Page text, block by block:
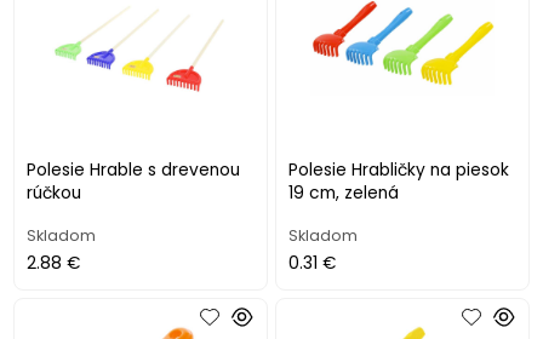
Polesie Hrable s drevenou
rúčkou
Skladom
2.88 €
Polesie Hrabličky na piesok
19 cm, zelená
Skladom
0.31 €